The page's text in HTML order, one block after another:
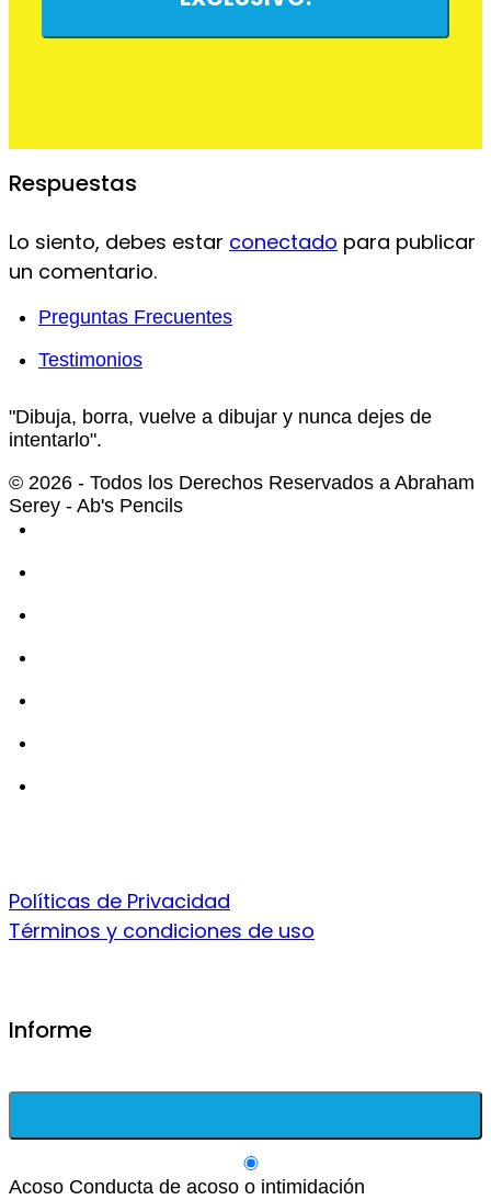
Respuestas
Lo siento, debes estar conectado para publicar
un comentario.
Preguntas Frecuentes
Testimonios
"Dibuja, borra, vuelve a dibujar y nunca dejes de
intentarlo".
© 2026 - Todos los Derechos Reservados a Abraham
Serey - Ab's Pencils
Políticas de Privacidad
Términos y condiciones de uso
Informe
Acoso Conducta de acoso o intimidación